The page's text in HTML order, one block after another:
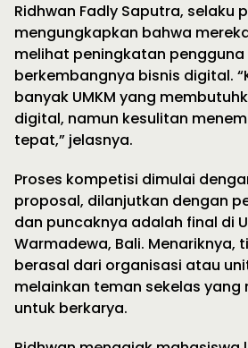
Ridhwan Fadly Saputra, selaku
mengungkapkan bahwa
melihat peningkatan
berkembangnya bisnis digital.
banyak UMKM yang
digital, namun kesulitan
tepat,” jelasnya.
Proses kompetisi dimulai
proposal, dilanjutkan dengan
dan puncaknya adalah final di
Warmadewa, Bali. Menariknya,
berasal dari organisasi atau
melainkan teman sekelas
untuk berkarya.